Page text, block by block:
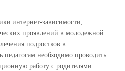
интернет-зависимости,
проявлений в молодежной
подростков в
педагогам необходимо проводить
работу с родителями